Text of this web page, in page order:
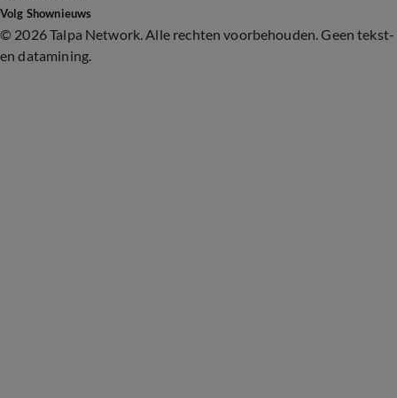
Volg Shownieuws
© 2026 Talpa Network. Alle rechten voorbehouden. Geen tekst-
en datamining.